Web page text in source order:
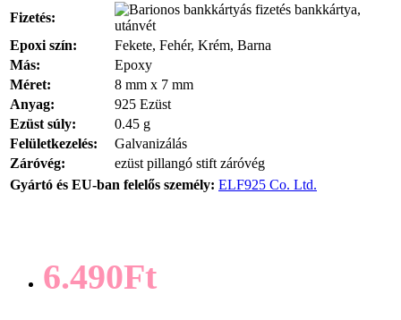
Fizetés:
bankkártya,
utánvét
Epoxi szín:
Fekete, Fehér, Krém, Barna
Más:
Epoxy
Méret:
8 mm x 7 mm
Anyag:
925 Ezüst
Ezüst súly:
0.45 g
Felületkezelés:
Galvanizálás
Záróvég:
ezüst pillangó stift záróvég
Gyártó és EU-ban felelős személy: ELF925 Co. Ltd.
6.490Ft